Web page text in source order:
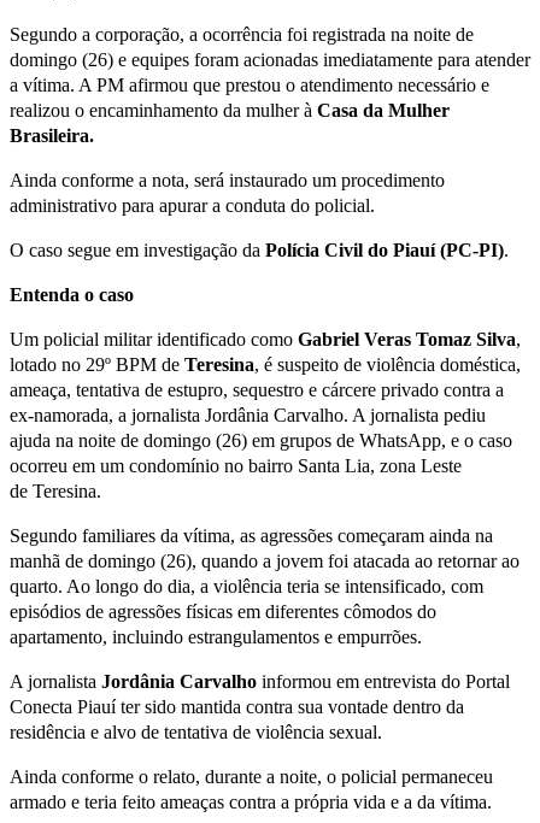
Segundo a corporação, a ocorrência foi registrada na noite de
domingo (26) e equipes foram acionadas imediatamente para atender
a vítima. A PM afirmou que prestou o atendimento necessário e
realizou o encaminhamento da mulher à Casa da Mulher
Brasileira.
Ainda conforme a nota, será instaurado um procedimento
administrativo para apurar a conduta do policial.
O caso segue em investigação da Polícia Civil do Piauí(PC-PI).
Entenda o caso
Um policial militar identificado como Gabriel Veras Tomaz Silva,
lotado no 29º BPM de Teresina, é suspeito de violência doméstica,
ameaça, tentativa de estupro, sequestro e cárcere privado contra a
ex-namorada, a jornalista Jordânia Carvalho. A jornalista pediu
ajuda na noite de domingo (26) em grupos de WhatsApp, e o caso
ocorreu em um condomínio no bairro Santa Lia, zona Leste
de Teresina.
Segundo familiares da vítima, as agressões começaram ainda na
manhã de domingo (26), quando a jovem foi atacada ao retornar ao
quarto. Ao longo do dia, a violência teria se intensificado, com
episódios de agressões físicas em diferentes cômodos do
apartamento, incluindo estrangulamentos e empurrões.
A jornalista Jordânia Carvalho informou em entrevista do Portal
Conecta Piauí ter sido mantida contra sua vontade dentro da
residência e alvo de tentativa de violência sexual.
Ainda conforme o relato, durante a noite, o policial permaneceu
armado e teria feito ameaças contra a própria vida e a da vítima.